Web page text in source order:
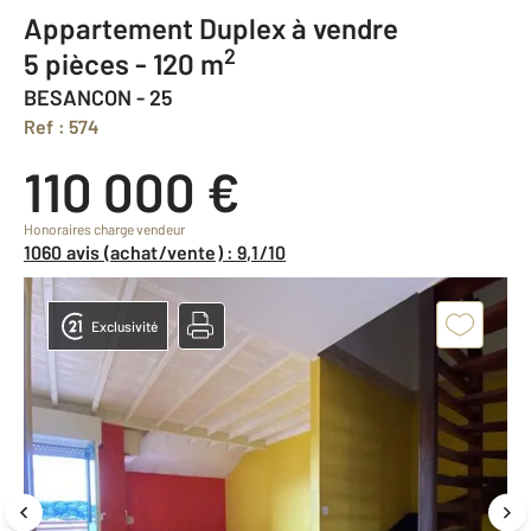
Appartement Duplex à vendre
5 pièces - 120 m2
BESANCON - 25
Ref : 574
110 000 €
Honoraires charge vendeur
1060 avis (achat/vente) : 9,1/10
Exclusivité